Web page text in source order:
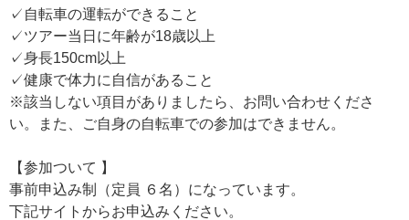
✓自転車の運転ができること
✓ツアー当日に年齢が18歳以上
✓身長150cm以上
✓健康で体力に自信があること
※該当しない項目がありましたら、お問い合わせくださ
い。また、ご自身の自転車での参加はできません。
【参加ついて 】
事前申込み制（定員 ６名）になっています。
下記サイトからお申込みください。